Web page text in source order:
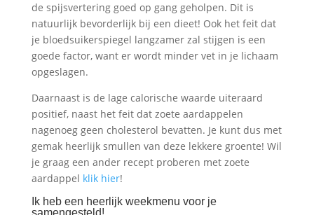
de spijsvertering goed op gang geholpen. Dit is
natuurlijk bevorderlijk bij een dieet! Ook het feit dat
je bloedsuikerspiegel langzamer zal stijgen is een
goede factor, want er wordt minder vet in je lichaam
opgeslagen.
Daarnaast is de lage calorische waarde uiteraard
positief, naast het feit dat zoete aardappelen
nagenoeg geen cholesterol bevatten. Je kunt dus met
gemak heerlijk smullen van deze lekkere groente! Wil
je graag een ander recept proberen met zoete
aardappel klik hier!
Ik heb een heerlijk weekmenu voor je